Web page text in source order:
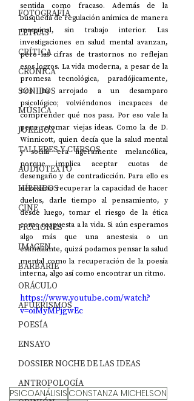
FOTOGRAFÍA
LETRAS
CRÍTICA
CRÓNICA
SONIDOS
MÚSICA
JUKEBOX
TALLERES Y CURSOS
AUDIOTEXTO
HÍBRIDOS
CINE
FICCIONES
IMAGEN
BARBARIE
ORÁCULO
AFUERISMOS
POESÍA
ENSAYO
DOSSIER NOCHE DE LAS IDEAS
ANTROPOLOGÍA
sentida como fracaso. Además de la
búsqueda de regulación anímica de manera
maquinal, sin trabajo interior. Las
investigaciones en salud mental avanzan,
pero las cifras de trastornos no reflejan
esos logros. La vida moderna, a pesar de la
promesa tecnológica, paradójicamente,
nos ha arrojado a un desamparo
psicológico; volviéndonos incapaces de
comprender qué nos pasa. Por eso vale la
pena retomar viejas ideas. Como la de D.
Winnicott, quien decía que la salud mental
y social era ligeramente melancólica,
porque implica aceptar cuotas de
desengaño y de contradicción. Para ello es
necesario recuperar la capacidad de hacer
duelos, darle tiempo al pensamiento, y
desde luego, tomar el riesgo de la ética
como respuesta a la vida. Si aún esperamos
algo más que una anestesia o un
estimulante, quizá podamos pensar la salud
mental como la recuperación de la poesía
interna, algo así como encontrar un ritmo.
https://www.youtube.com/watch?
v=oiMyMPjgwEc
PSICOANÁLISIS CONSTANZA MICHELSON